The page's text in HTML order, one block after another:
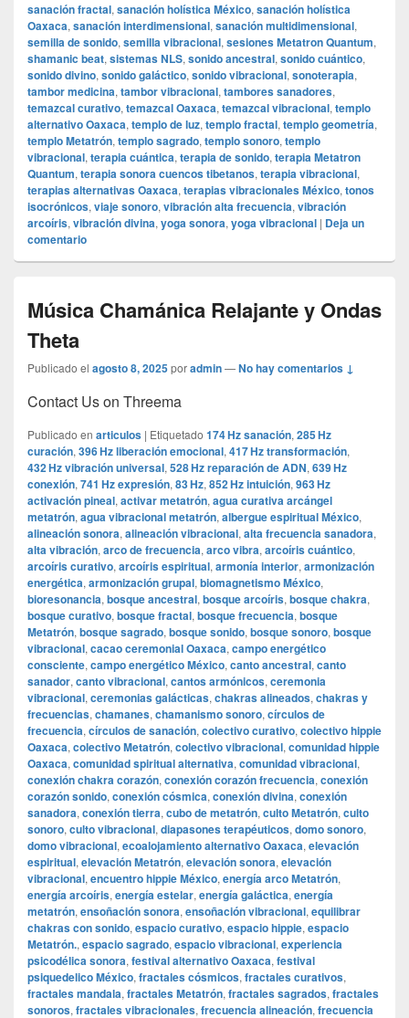
sanación fractal, sanación holística México, sanación holística
Oaxaca, sanación interdimensional, sanación multidimensional,
semilla de sonido, semilla vibracional, sesiones Metatron Quantum,
shamanic beat, sistemas NLS, sonido ancestral, sonido cuántico,
sonido divino, sonido galáctico, sonido vibracional, sonoterapia,
tambor medicina, tambor vibracional, tambores sanadores,
temazcal curativo, temazcal Oaxaca, temazcal vibracional, templo
alternativo Oaxaca, templo de luz, templo fractal, templo geometría,
templo Metatrón, templo sagrado, templo sonoro, templo
vibracional, terapia cuántica, terapia de sonido, terapia Metatron
Quantum, terapia sonora cuencos tibetanos, terapia vibracional,
terapias alternativas Oaxaca, terapias vibracionales México, tonos
isocrónicos, viaje sonoro, vibración alta frecuencia, vibración
arcoíris, vibración divina, yoga sonora, yoga vibracional | Deja un
comentario
Música Chamánica Relajante y Ondas
Theta
Publicado el agosto 8, 2025poradmin—No hay comentarios ↓
Contact Us on Threema
Publicado en articulos | Etiquetado 174 Hz sanación, 285 Hz
curación, 396 Hz liberación emocional, 417 Hz transformación,
432 Hz vibración universal, 528 Hz reparación de ADN, 639 Hz
conexión, 741 Hz expresión, 83 Hz, 852 Hz intuición, 963 Hz
activación pineal, activar metatrón, agua curativa arcángel
metatrón, agua vibracional metatrón, albergue espiritual México,
alineación sonora, alineación vibracional, alta frecuencia sanadora,
alta vibración, arco de frecuencia, arco vibra, arcoíris cuántico,
arcoíris curativo, arcoíris espiritual, armonía interior, armonización
energética, armonización grupal, biomagnetismo México,
bioresonancia, bosque ancestral, bosque arcoíris, bosque chakra,
bosque curativo, bosque fractal, bosque frecuencia, bosque
Metatrón, bosque sagrado, bosque sonido, bosque sonoro, bosque
vibracional, cacao ceremonial Oaxaca, campo energético
consciente, campo energético México, canto ancestral, canto
sanador, canto vibracional, cantos armónicos, ceremonia
vibracional, ceremonias galácticas, chakras alineados, chakras y
frecuencias, chamanes, chamanismo sonoro, círculos de
frecuencia, círculos de sanación, colectivo curativo, colectivo hippie
Oaxaca, colectivo Metatrón, colectivo vibracional, comunidad hippie
Oaxaca, comunidad spiritual alternativa, comunidad vibracional,
conexión chakra corazón, conexión corazón frecuencia, conexión
corazón sonido, conexión cósmica, conexión divina, conexión
sanadora, conexión tierra, cubo de metatrón, culto Metatrón, culto
sonoro, culto vibracional, diapasones terapéuticos, domo sonoro,
domo vibracional, ecoalojamiento alternativo Oaxaca, elevación
espiritual, elevación Metatrón, elevación sonora, elevación
vibracional, encuentro hippie México, energía arco Metatrón,
energía arcoíris, energía estelar, energía galáctica, energía
metatrón, ensoñación sonora, ensoñación vibracional, equilibrar
chakras con sonido, espacio curativo, espacio hippie, espacio
Metatrón., espacio sagrado, espacio vibracional, experiencia
psicodélica sonora, festival alternativo Oaxaca, festival
psiquedelico México, fractales cósmicos, fractales curativos,
fractales mandala, fractales Metatrón, fractales sagrados, fractales
sonoros, fractales vibracionales, frecuencia alineación, frecuencia